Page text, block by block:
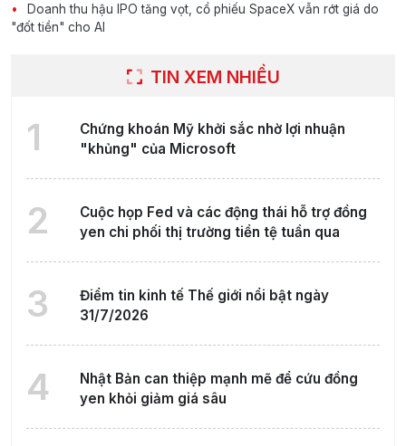
Doanh thu hậu IPO tăng vọt, cổ phiếu SpaceX vẫn rớt giá do
"đốt tiền" cho AI
TIN XEM NHIỀU
1
Chứng khoán Mỹ khởi sắc nhờ lợi nhuận
"khủng" của Microsoft
2
Cuộc họp Fed và các động thái hỗ trợ đồng
yen chi phối thị trường tiền tệ tuần qua
3
Điểm tin kinh tế Thế giới nổi bật ngày
31/7/2026
4
Nhật Bản can thiệp mạnh mẽ để cứu đồng
yen khỏi giảm giá sâu